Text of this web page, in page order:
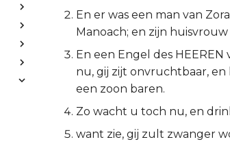
En er was een man van
Manoach; en zijn
En een Engel des
nu, gij zijt onvruchtbaar,
een zoon baren.
Zo wacht u toch nu, en
want zie, gij zult zwanger